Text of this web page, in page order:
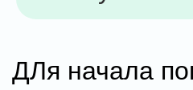
ДЛя начала